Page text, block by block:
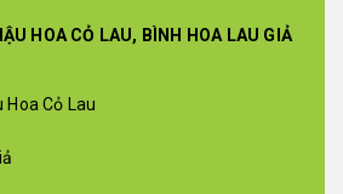
HOA CỎ LAU, BÌNH HOA LAU GIẢ
Hoa Cỏ Lau